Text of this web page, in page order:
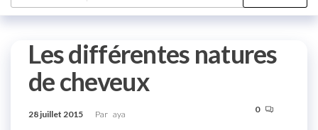
Les différentes natures
de cheveux
28 juillet 2015 Par aya 0